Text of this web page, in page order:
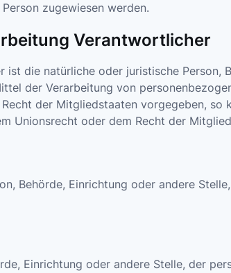
zugewiesen werden.
Verantwortlicher
die natürliche oder juristische Person,
der Verarbeitung von
der Mitgliedstaaten vorgegeben, so
Unionsrecht oder dem Recht der
Behörde, Einrichtung oder andere
Einrichtung oder andere Stelle, der